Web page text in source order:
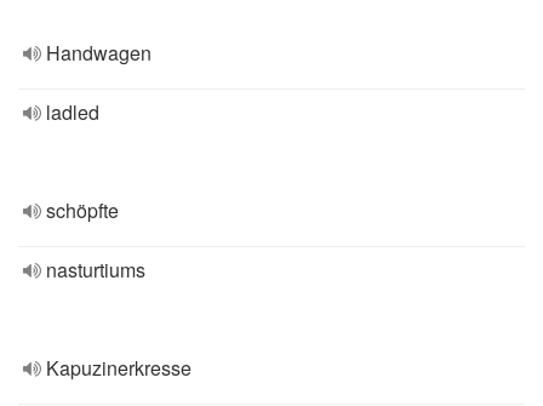
Handwagen
ladled
schöpfte
nasturtiums
Kapuzinerkresse